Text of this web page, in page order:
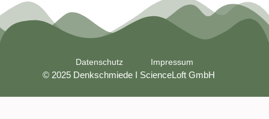
Datenschutz Impressum
© 2025 Denkschmiede I ScienceLoft GmbH